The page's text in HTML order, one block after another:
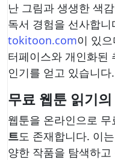
난 그림과 생생한 색
독서 경험을 선사합
tokitoon.com이 있
터페이스와 개인화된
인기를 얻고 있습니다.
무료 웹툰 읽기
웹툰을 온라인으로
트도 존재합니다. 이
양한 작품을 탐색하